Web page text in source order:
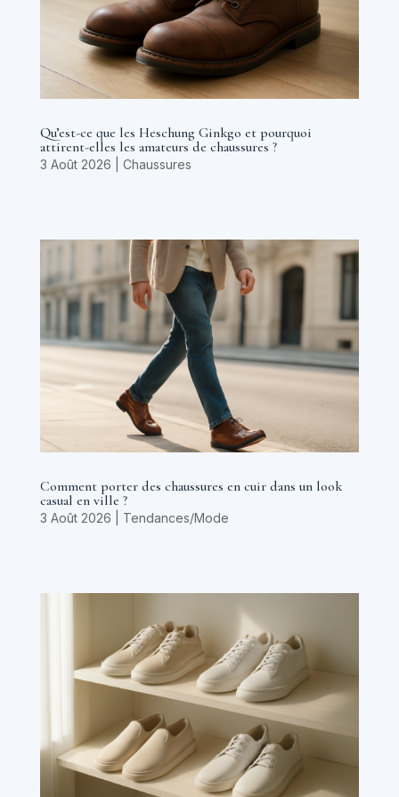
Qu’est-ce que les Heschung Ginkgo et pourquoi
attirent-elles les amateurs de chaussures ?
3 Août 2026 Chaussures
Comment porter des chaussures en cuir dans un look
casual en ville ?
3 Août 2026 Tendances/Mode